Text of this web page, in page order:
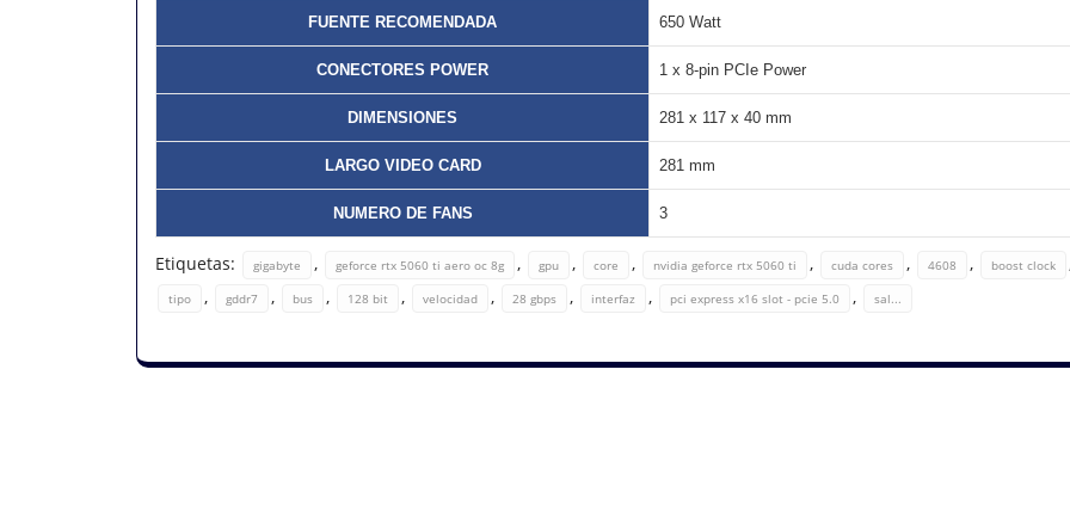
FUENTE RECOMENDADA 650 Watt
CONECTORES POWER 1 x 8-pin PCIe Power
DIMENSIONES 281 x 117 x 40 mm
LARGO VIDEO CARD 281 mm
NUMERO DE FANS 3
Etiquetas: gigabyte , geforce rtx 5060 ti aero oc 8g , gpu , core , nvidia geforce rtx 5060 ti , cuda cores , 4608 , boost clock
tipo , gddr7 , bus , 128 bit , velocidad , 28 gbps , interfaz , pci express x16 slot - pcie 5.0 , sal...